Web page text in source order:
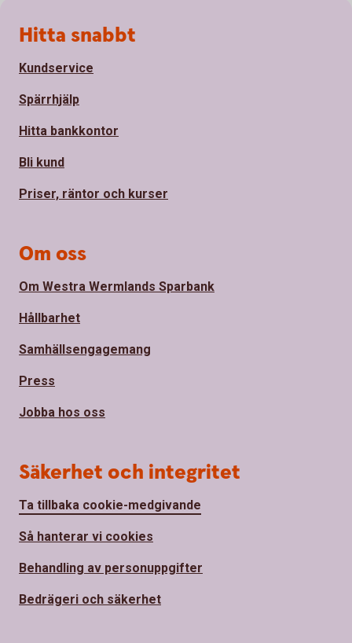
Sidfot
Hitta snabbt
Kundservice
Spärrhjälp
Hitta bankkontor
Bli kund
Priser, räntor och kurser
Om oss
Om Westra Wermlands Sparbank
Hållbarhet
Samhällsengagemang
Press
Jobba hos oss
Säkerhet och integritet
Ta tillbaka cookie-medgivande
Så hanterar vi cookies
Behandling av personuppgifter
Bedrägeri och säkerhet